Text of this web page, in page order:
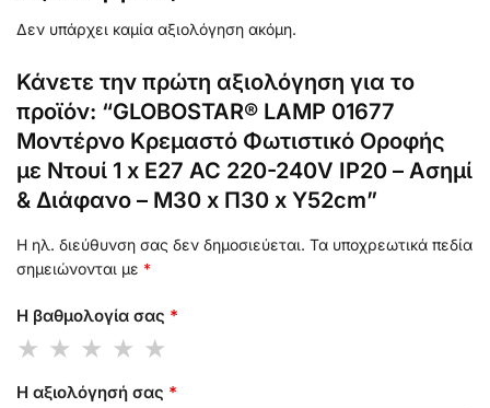
Δεν υπάρχει καμία αξιολόγηση ακόμη.
Κάνετε την πρώτη αξιολόγηση για το
προϊόν: “GLOBOSTAR® LAMP 01677
Μοντέρνο Κρεμαστό Φωτιστικό Οροφής
με Ντουί 1 x E27 AC 220-240V IP20 – Ασημί
& Διάφανο – Μ30 x Π30 x Υ52cm”
Η ηλ. διεύθυνση σας δεν δημοσιεύεται. Τα υποχρεωτικά πεδία
σημειώνονται με *
Η βαθμολογία σας *
Η αξιολόγησή σας *